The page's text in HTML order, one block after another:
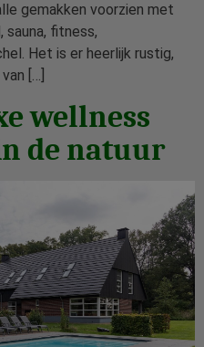
gemakken voorzien met
sauna, fitness,
Het is er heerlijk rustig,
[…]
wellness
de natuur